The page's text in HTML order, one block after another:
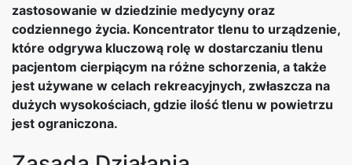
zastosowanie w dziedzinie medycyny oraz
codziennego życia. Koncentrator tlenu to urządzenie,
które odgrywa kluczową rolę w dostarczaniu tlenu
pacjentom cierpiącym na różne schorzenia, a także
jest używane w celach rekreacyjnych, zwłaszcza na
dużych wysokościach, gdzie ilość tlenu w powietrzu
jest ograniczona.